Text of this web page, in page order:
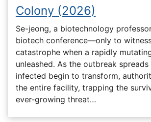
Colony (2026)
Se-jeong, a biotechnology
biotech conference—only to
catastrophe when a rapidly
unleashed. As the outbreak
infected begin to transform,
the entire facility, trapping the
ever-growing threat…